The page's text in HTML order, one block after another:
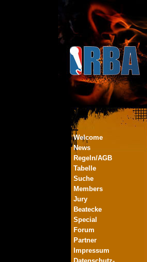
Welcome
News
Regeln/AGB
Tabelle
Suche
Members
Jury
Beatecke
Special
Forum
Partner
Impressum